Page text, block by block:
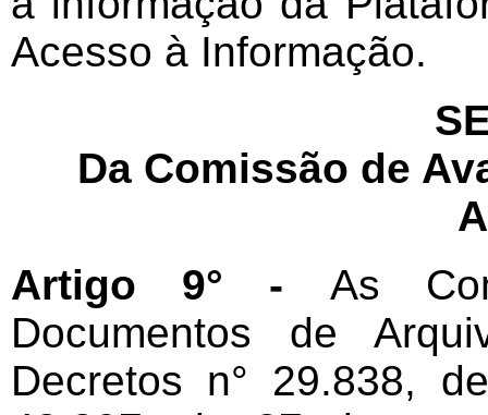
Acesso à Informação.
Da Comissão de
Artigo 9° - As
Documentos de
Decretos n° 29.838,